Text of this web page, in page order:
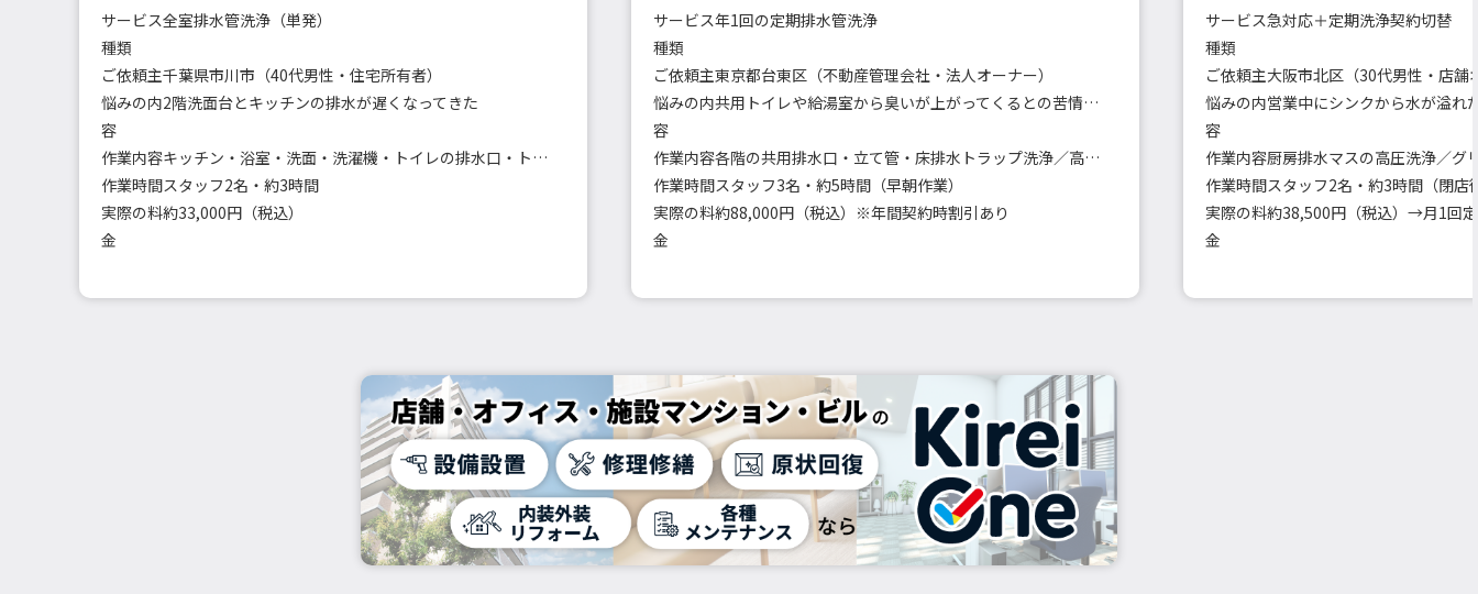
サービス
種類
全室排水管洗浄（単発）
ご依頼主千葉県市川市（40代男性・住宅所有者）
悩みの内
容
2階洗面台とキッチンの排水が遅くなってきた
作業内容
キッチン・浴室・洗面・洗濯機・トイレの排水口・トラップ洗浄
作業時間スタッフ2名・約3時間
実際の料
金
約33,000円（税込）
サービス
種類
年1回の定期排水管洗浄
ご依頼主東京都台東区（不動産管理会社・法人オーナー）
悩みの内
容
共用トイレや給湯室から臭いが上がってくるとの苦情が増加
作業内容
各階の共用排水口・立て管・床排水トラップ洗浄／高圧洗浄車使用
作業時間スタッフ3名・約5時間（早朝作業）
実際の料
金
約88,000円（税込）※年間契約時割引あり
サービス
種類
急対応＋定期洗浄契約切替
ご依頼主大阪市北区（30代男性・店舗
悩みの内
容
営業中にシンクから水が溢れ
作業内容
作業時間スタッフ2名・約3時間（閉店
実際の料
金